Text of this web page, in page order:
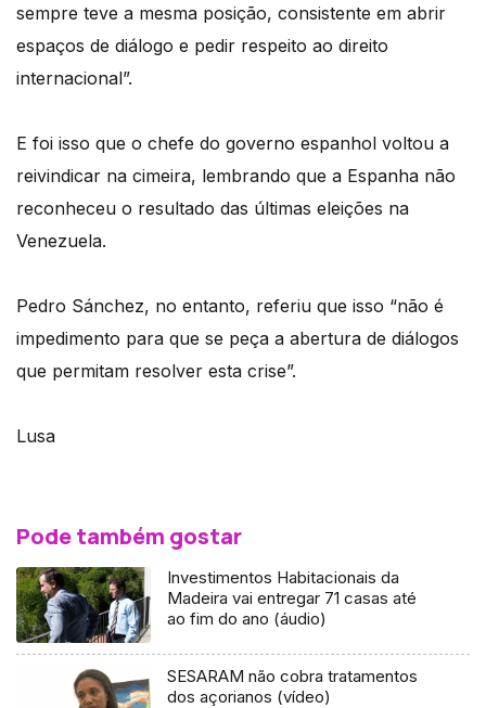
sempre teve a mesma posição, consistente em abrir
espaços de diálogo e pedir respeito ao direito
internacional”.
E foi isso que o chefe do governo espanhol voltou a
reivindicar na cimeira, lembrando que a Espanha não
reconheceu o resultado das últimas eleições na
Venezuela.
Pedro Sánchez, no entanto, referiu que isso “não é
impedimento para que se peça a abertura de diálogos
que permitam resolver esta crise”.
Lusa
Pode também gostar
Investimentos Habitacionais da
Madeira vai entregar 71 casas até
ao fim do ano (áudio)
SESARAM não cobra tratamentos
dos açorianos (vídeo)